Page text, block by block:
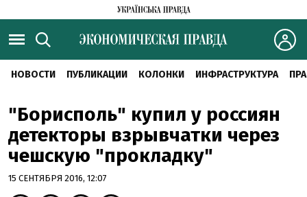
НОВОСТИ ПУБЛИКАЦИИ КОЛОНКИ ИНФРАСТРУКТУРА
"Борисполь" купил у россиян
детекторы взрывчатки через
чешскую "прокладку"
15 СЕНТЯБРЯ 2016, 12:07